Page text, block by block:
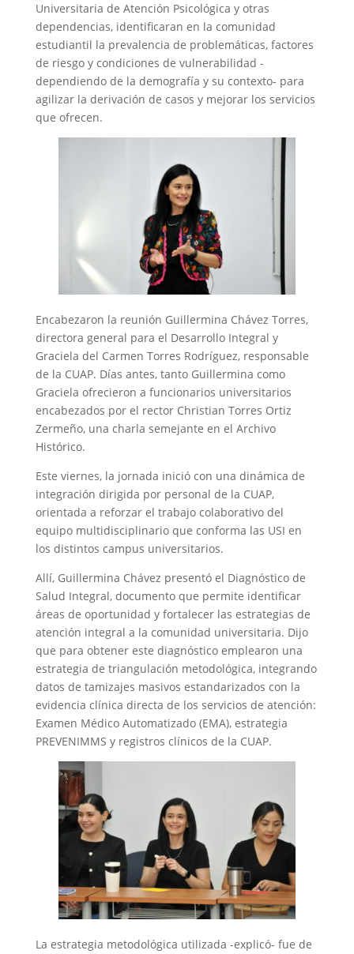
Universitaria de Atención Psicológica y otras
dependencias, identificaran en la comunidad
estudiantil la prevalencia de problemáticas, factores
de riesgo y condiciones de vulnerabilidad -
dependiendo de la demografía y su contexto- para
agilizar la derivación de casos y mejorar los servicios
que ofrecen.
Encabezaron la reunión Guillermina Chávez Torres,
directora general para el Desarrollo Integral y
Graciela del Carmen Torres Rodríguez, responsable
de la CUAP. Días antes, tanto Guillermina como
Graciela ofrecieron a funcionarios universitarios
encabezados por el rector Christian Torres Ortiz
Zermeño, una charla semejante en el Archivo
Histórico.
Este viernes, la jornada inició con una dinámica de
integración dirigida por personal de la CUAP,
orientada a reforzar el trabajo colaborativo del
equipo multidisciplinario que conforma las USI en
los distintos campus universitarios.
Allí, Guillermina Chávez presentó el Diagnóstico de
Salud Integral, documento que permite identificar
áreas de oportunidad y fortalecer las estrategias de
atención integral a la comunidad universitaria. Dijo
que para obtener este diagnóstico emplearon una
estrategia de triangulación metodológica, integrando
datos de tamizajes masivos estandarizados con la
evidencia clínica directa de los servicios de atención:
Examen Médico Automatizado (EMA), estrategia
PREVENIMMS y registros clínicos de la CUAP.
La estrategia metodológica utilizada -explicó- fue de